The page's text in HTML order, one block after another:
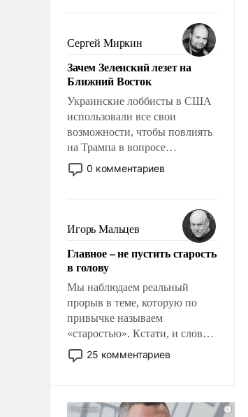
псевдонаучной фантастики,
стало всерьез обсуждаемой
идеей.
Сергей Миркин
Зачем Зеленский лезет на
Ближний Восток
Украинские лоббисты в США
использовали все свои
возможности, чтобы повлиять
на Трампа в вопросе
предоставления вооружений
своим нанимателям. Вероятно,
консультирует Киев, пришла в
голову мысль: хорошо бы
продемонстрировать, что
Украина вступила в
вооруженное противостояние
с Ираном.
0 комментариев
Игорь Мальцев
Главное – не пустить старость
в голову
Мы наблюдаем реальный
прорыв в теме, которую по
привычке называем
«старостью». Кстати, и слово-
то это уже стараются не
использовать – так же, как
что оно уже несет негативные
25 комментариев